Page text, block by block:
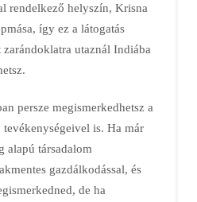
rendelkező helyszín, Krisna
így ez a látogatás
utaznál Indiába
persze megismerkedhetsz a
is. Ha már
alapú társadalom
gazdálkodással, és
de ha